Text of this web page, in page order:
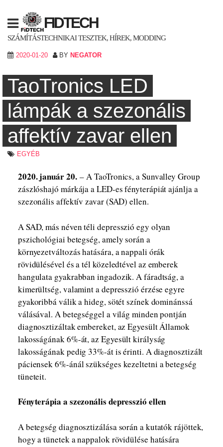
content
FIDTECH
SZÁMÍTÁSTECHNIKAI TESZTEK, HÍREK, MODDING
2020-01-20 BY NEGATOR
TaoTronics LED
lámpák a szezonális
affektív zavar ellen
EGYÉB
2020. január 20.– A TaoTronics, a Sunvalley Group
zászlóshajó márkája a LED-es fényterápiát ajánlja a
szezonális affektív zavar (SAD) ellen.
A SAD, más néven téli depresszió egy olyan
pszichológiai betegség, amely során a
környezetváltozás hatására, a nappali órák
rövidülésével és a tél közeledtével az emberek
hangulata gyakrabban ingadozik. A fáradtság, a
kimerültség, valamint a depresszió érzése egyre
gyakoribbá válik a hideg, sötét színek dominánssá
válásával. A betegséggel a világ minden pontján
diagnosztizáltak embereket, az Egyesült Államok
lakosságának 6%-át, az Egyesült királyság
lakosságának pedig 33%-át is érinti. A diagnosztizált
páciensek 6%-ánál szükséges kezeltetni a betegség
tüneteit.
Fényterápia a szezonális depresszió ellen
A betegség diagnosztizálása során a kutatók rájöttek,
hogy a tünetek a nappalok rövidülése hatására